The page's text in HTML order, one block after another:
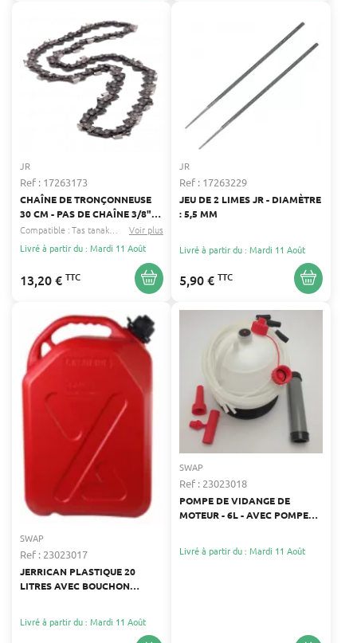
JR
Ref : 17263173
CHAÎNE DE TRONÇONNEUSE
30 CM - PAS DE CHAÎNE 3/8"
LP - JAUGE 0.050" 1.3 MM
Compatible : Tas tanaka Mac allister
Voir plus
Livré à partir du : Mardi 11 Août
13,20 € TTC
JR
Ref : 17263229
JEU DE 2 LIMES JR - DIAMÈTRE
: 5,5 MM
Livré à partir du : Mardi 11 Août
5,90 € TTC
SWAP
Ref : 23023017
JERRICAN PLASTIQUE 20
LITRES AVEC BOUCHON
Livré à partir du : Mardi 11 Août
SWAP
Ref : 23023018
POMPE DE VIDANGE DE
MOTEUR - 6L - AVEC POMPE
Livré à partir du : Mardi 11 Août